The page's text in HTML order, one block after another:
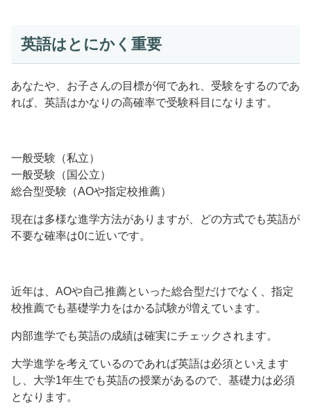
英語はとにかく重要
あなたや、お子さんの目標が何であれ、受験をするのであ
れば、英語はかなりの高確率で受験科目になります。
一般受験（私立）
一般受験（国公立）
総合型受験（AOや指定校推薦）
現在は多様な進学方法がありますが、どの方式でも英語が
不要な確率は0に近いです。
近年は、AOや自己推薦といった総合型だけでなく、指定
校推薦でも基礎学力をはかる試験が増えています。
内部進学でも英語の成績は確実にチェックされます。
大学進学を考えているのであれば英語は必須といえます
し、大学1年生でも英語の授業があるので、基礎力は必須
となります。